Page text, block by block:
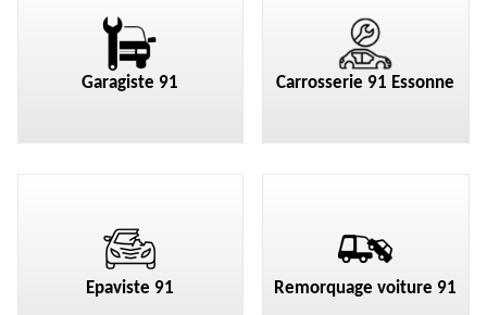
Garagiste 91 Carrosserie 91 Essonne
Epaviste 91 Remorquage voiture 91